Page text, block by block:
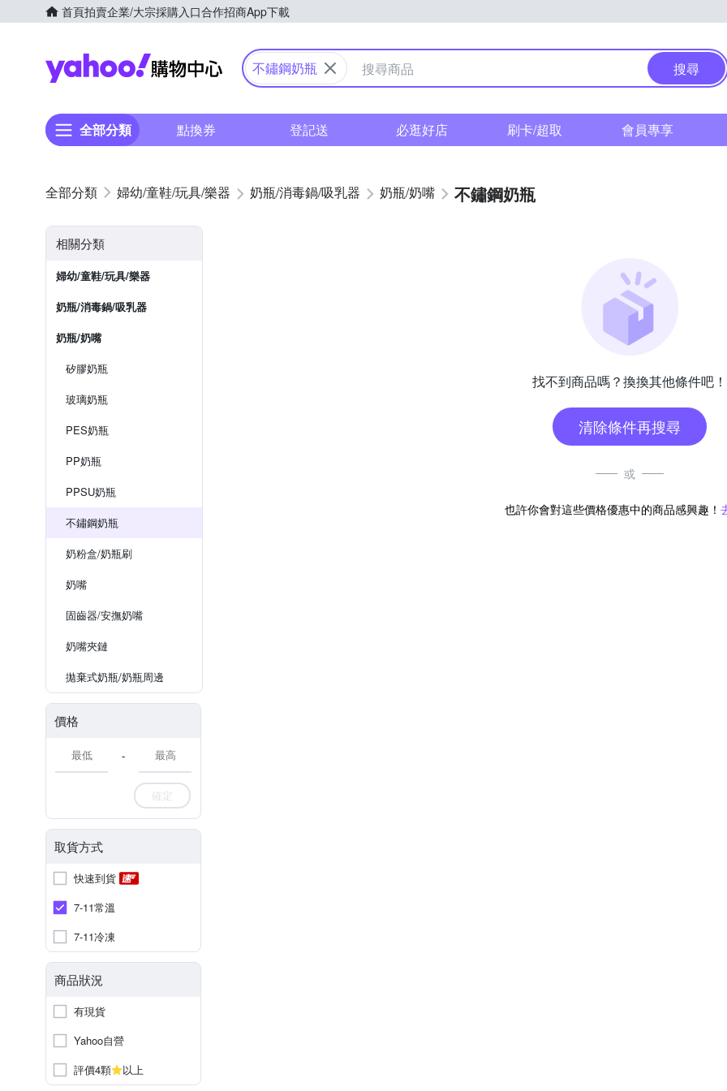
首頁拍賣企業/大宗採購入口合作招商App下載
Yahoo購物中心
不鏽鋼奶瓶 搜尋
全部分類 點換券 登記送 必逛好店 刷卡/超取 會員專享
婦幼/童鞋/玩具/樂器 奶瓶/消毒鍋/吸乳器 奶瓶/奶嘴 不鏽鋼奶瓶
相關分類
婦幼/童鞋/玩具/樂器
奶瓶/消毒鍋/吸乳器
奶瓶/奶嘴
矽膠奶瓶
玻璃奶瓶
PES奶瓶
PP奶瓶
PPSU奶瓶
不鏽鋼奶瓶
奶粉盒/奶瓶刷
奶嘴
固齒器/安撫奶嘴
奶嘴夾鏈
拋棄式奶瓶/奶瓶周邊
價格
-
確定
取貨方式
快速到貨
7-11常溫
7-11冷凍
商品狀況
有現貨
Yahoo自營
評價4顆
以上
找不到商品嗎？換換其他條件吧！
清除條件再搜尋
或
也許你會對這些價格優惠中的商品感興趣！